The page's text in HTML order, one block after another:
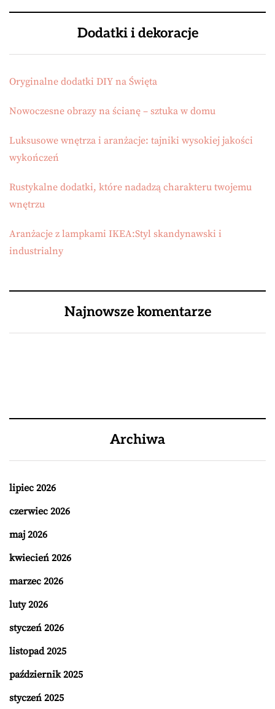
Dodatki i dekoracje
Oryginalne dodatki DIY na Święta
Nowoczesne obrazy na ścianę – sztuka w domu
Luksusowe wnętrza i aranżacje: tajniki wysokiej jakości
wykończeń
Rustykalne dodatki, które nadadzą charakteru twojemu
wnętrzu
Aranżacje z lampkami IKEA:Styl skandynawski i
industrialny
Najnowsze komentarze
Archiwa
lipiec 2026
czerwiec 2026
maj 2026
kwiecień 2026
marzec 2026
luty 2026
styczeń 2026
listopad 2025
październik 2025
styczeń 2025